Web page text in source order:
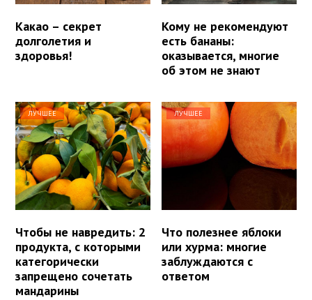
Какао – секрет
долголетия и
здоровья!
Кому не рекомендуют
есть бананы:
оказывается, многие
об этом не знают
ЛУЧШЕЕ
Чтобы не навредить: 2
продукта, с которыми
категорически
запрещено сочетать
мандарины
ЛУЧШЕЕ
Что полезнее яблоки
или хурма: многие
заблуждаются с
ответом